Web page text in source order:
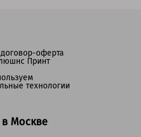
Москве
оферта
Принт
технологии